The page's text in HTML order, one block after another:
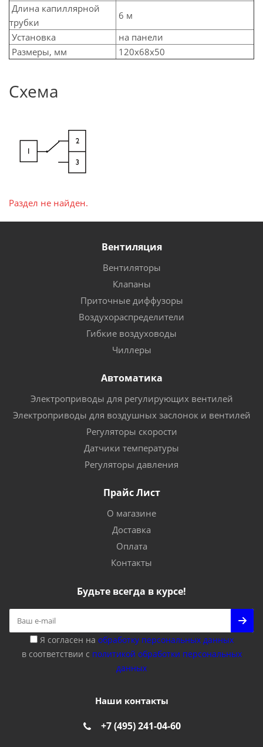
Длина капиллярной
трубки
6 м
Установка
на панели
Размеры, мм
120х68х50
Схема
Раздел не найден.
Вентиляция
Вентиляторы
Клапаны
Приточные диффузоры
Воздухораспределители
Гибкие воздуховоды
Чиллеры
Автоматика
Электроприводы для регулирующих вентилей
Электроприводы для воздушных заслонок и вентилей
Регуляторы скорости
Датчики температуры
Регуляторы давления
Прайс Лист
О магазине
Доставка
Оплата
Контакты
Будьте всегда в курсе!
Я согласен на обработку персональных данных
в соответствии с политикой обработки персональных
данных
Наши контакты
+7 (495) 241-04-60